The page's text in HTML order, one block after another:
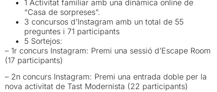
1 Activitat familiar amb una dinàmica online de
“Casa de sorpreses”.
3 concursos d’Instagram amb un total de 55
preguntes i 71 participants
5 Sortejos:
– 1r concurs Instagram: Premi una sessió d’Escape Room
(17 participants)
– 2n concurs Instagram: Premi una entrada doble per la
nova activitat de Tast Modernista (22 participants)